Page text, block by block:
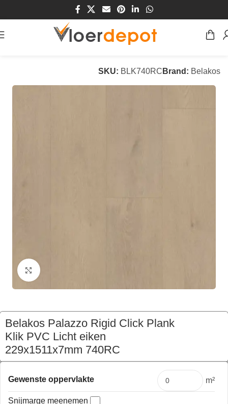
/Vloeren/PVC Vloeren
SKU: BLK740RC Brand: Belakos
Klik om te vergroten
Belakos Palazzo Rigid Click Plank
Klik PVC Licht eiken
229x1511x7mm 740RC
€112,22 Pakket
Gewenste oppervlakte m²
Snijmarge meenemen